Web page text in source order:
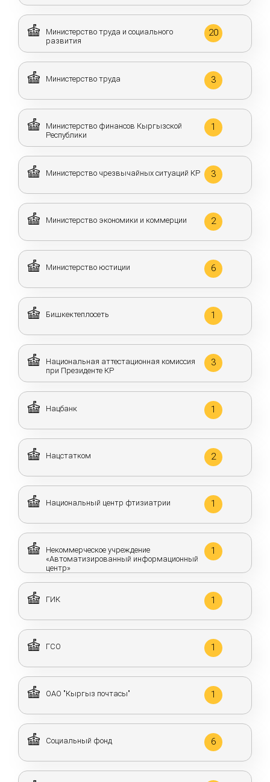
Министерство труда и социального
развития
20
Министерство труда 3
Министерство финансов Кыргызской
Республики
1
Министерство чрезвычайных ситуаций КР 3
Министерство экономики и коммерции 2
Министерство юстиции 6
Бишкектеплосеть 1
Национальная аттестационная комиссия
при Президенте КР
3
Нацбанк 1
Нацстатком 2
Национальный центр фтизиатрии 1
Некоммерческое учреждение
«Автоматизированный информационный
центр»
1
ГИК 1
ГСО 1
ОАО "Кыргыз почтасы" 1
Социальный фонд 6